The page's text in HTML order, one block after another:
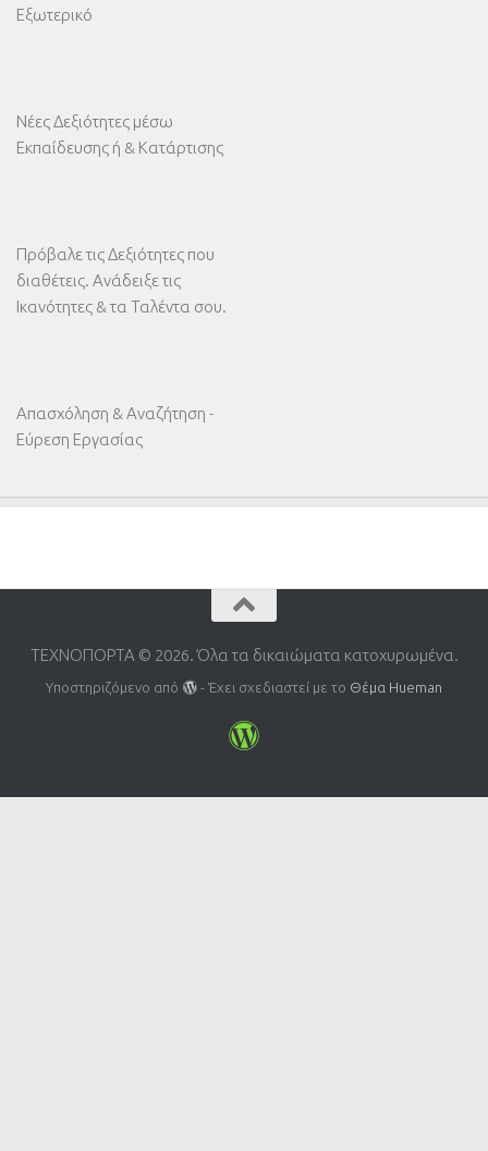
Εξωτερικό
Νέες Δεξιότητες μέσω
Εκπαίδευσης ή & Κατάρτισης
Πρόβαλε τις Δεξιότητες που
διαθέτεις. Ανάδειξε τις
Ικανότητες & τα Ταλέντα σου.
Απασχόληση & Αναζήτηση -
Εύρεση Εργασίας
ΤΕΧΝΟΠΟΡΤΑ © 2026. Όλα τα δικαιώματα κατοχυρωμένα.
Υποστηριζόμενο από - Έχει σχεδιαστεί με το Θέμα Ηueman